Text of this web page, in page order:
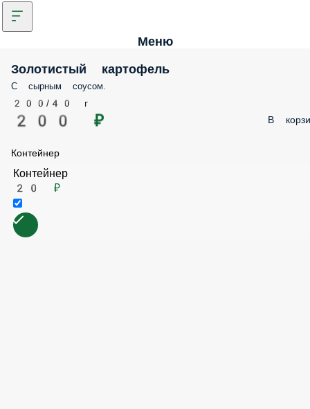
Меню
Золотистый картофель
С сырным соусом.
200/40 г
200 ₽ В
Контейнер
Контейнер
20 ₽